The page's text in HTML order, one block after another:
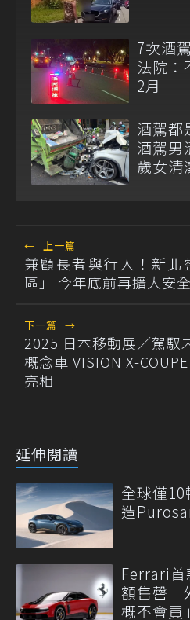
7次酒
法院：
2月
酒駕都
酒駕男
歲女清
← 上一篇
兼顧長者與行人！新北
區」 今年底前再擴大安
下一篇 →
2025 日本移動展／駕馭
概念車 VISION X-
亮相
延伸閱讀
全球僅
造
Ferrari首
額售罄
概不會買」